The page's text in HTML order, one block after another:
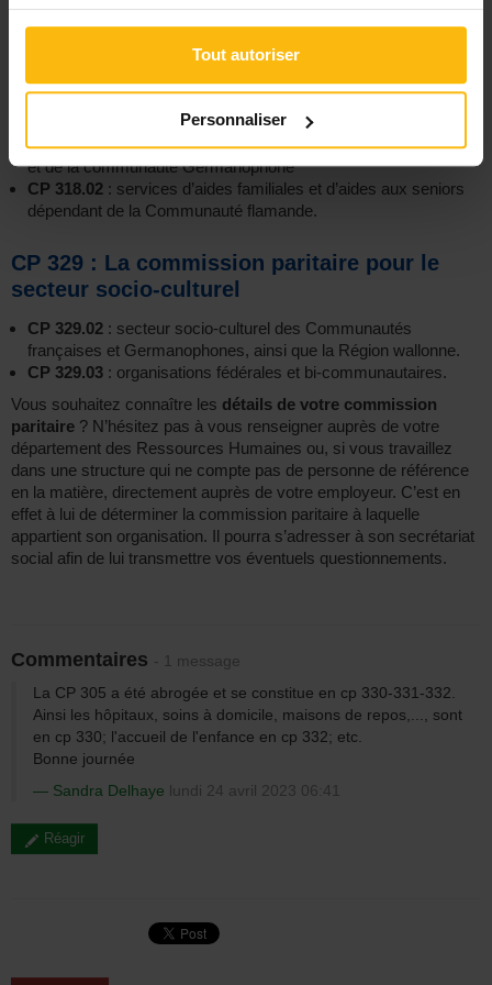
Tout autoriser
Personnaliser
CP 318 : Les commissions paritaires des
services de garde d’adulte et d’aide-
CP 318
: services d’aides-familiales et d’aides aux seniors
dépendant de la Communauté française, de la Région wallonne
et de la communauté Germanophone
CP 318.02 : services d’aides familiales et d’aides aux seniors
dépendant de la Communauté flamande.
CP 329 : La commission paritaire pour le
secteur socio-culturel
CP 329.02 : secteur socio-culturel des Communautés
françaises et Germanophones, ainsi que la Région wallonne.
CP 329.03 : organisations fédérales et bi-communautaires.
Vous souhaitez connaître les détails de votre commission
paritaire ? N’hésitez pas à vous renseigner auprès de votre
département des Ressources Humaines ou, si vous travaillez
dans une structure qui ne compte pas de personne de référence
en la matière, directement auprès de votre employeur. C’est en
effet à lui de déterminer la commission paritaire à laquelle
appartient son organisation. Il pourra s’adresser à son secrétariat
social afin de lui transmettre vos éventuels questionnements.
Commentaires - 1 message
La CP 305 a été abrogée et se constitue en cp 330-331-332.
Ainsi les hôpitaux, soins à domicile, maisons de repos,..., sont
en cp 330; l'accueil de l'enfance en cp 332; etc.
Bonne journée
Sandra Delhaye lundi 24 avril 2023 06:41
Réagir